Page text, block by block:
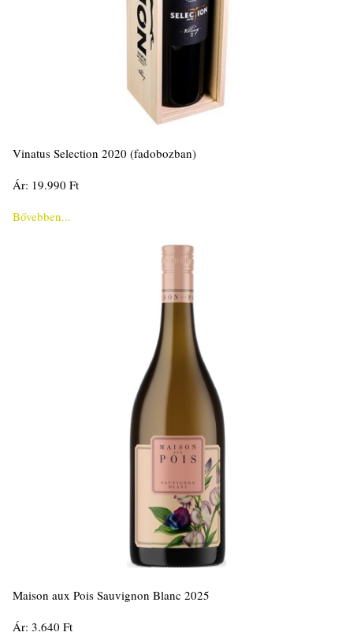
Vinatus Selection 2020 (fadobozban)
Ár: 19.990 Ft
Bővebben...
Maison aux Pois Sauvignon Blanc 2025
Ár: 3.640 Ft